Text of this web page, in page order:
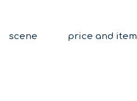
scene price and item